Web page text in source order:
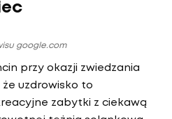
google.com
przy okazji zwiedzania
że uzdrowisko to
zabytki z ciekawą